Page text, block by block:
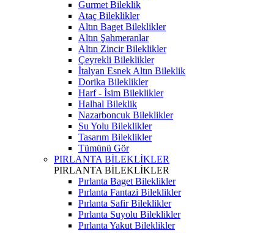
Gurmet Bileklik
Ataç Bileklikler
Altın Baget Bileklikler
Altın Şahmeranlar
Altın Zincir Bileklikler
Çeyrekli Bileklikler
İtalyan Esnek Altın Bileklik
Dorika Bileklikler
Harf - İsim Bileklikler
Halhal Bileklik
Nazarboncuk Bileklikler
Su Yolu Bileklikler
Tasarım Bileklikler
Tümünü Gör
PIRLANTA BİLEKLİKLER
PIRLANTA BİLEKLİKLER
Pırlanta Baget Bileklikler
Pırlanta Fantazi Bileklikler
Pırlanta Safir Bileklikler
Pırlanta Suyolu Bileklikler
Pırlanta Yakut Bileklikler